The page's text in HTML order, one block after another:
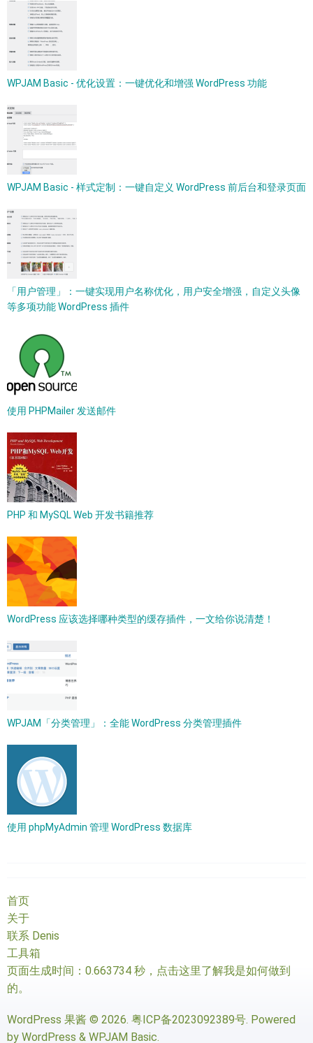
WPJAM Basic - 优化设置：一键优化和增强 WordPress 功能
WPJAM Basic - 样式定制：一键自定义 WordPress 前后台和登录页面
「用户管理」：一键实现用户名称优化，用户安全增强，自定义头像
等多项功能 WordPress 插件
使用 PHPMailer 发送邮件
PHP 和 MySQL Web 开发书籍推荐
WordPress 应该选择哪种类型的缓存插件，一文给你说清楚！
WPJAM「分类管理」：全能 WordPress 分类管理插件
使用 phpMyAdmin 管理 WordPress 数据库
首页
关于
联系 Denis
工具箱
页面生成时间：0.663734 秒， 点击这里了解我是如何做到
的。
WordPress 果酱 © 2026. 粤ICP备2023092389号. Powered
by WordPress & WPJAM Basic.